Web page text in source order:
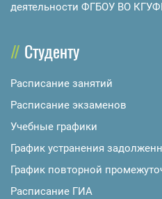
деятельности ФГБОУ ВО
Студенту
Расписание занятий
Расписание экзаменов
Учебные графики
График устранения
График повторной
Расписание ГИА